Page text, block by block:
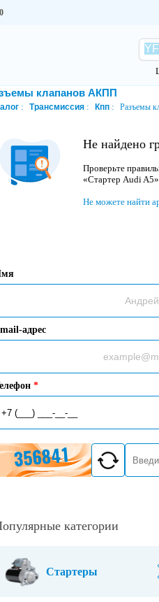
клапанов АКПП
Трансмиссия Кпп Разъемы
Не найдено
Проверьте
«Стартер Audi
Не можете найти
адрес
*
категории
Стартеры